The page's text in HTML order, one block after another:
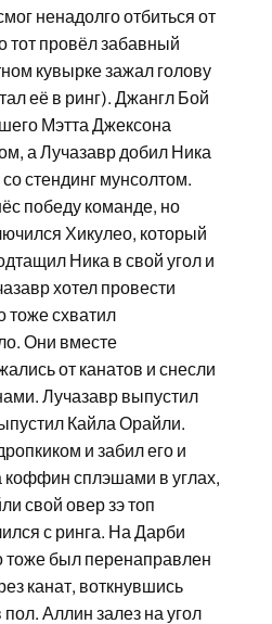
ненадолго отбиться от
тот провёл забавный
кувырке зажал голову
её в ринг). Джангл Бой
Мэтта Джексона
а Лучазавр добил Ника
стендинг мунсолтом.
победу команде, но
Хикулео, который
Ника в свой угол и
хотел провести
тоже схватил
Они вместе
от канатов и снесли
Лучазавр выпустил
Кайла Орайли.
и забил его и
сплэшами в углах,
свой овер зэ топ
с ринга. На Дарби
тоже был перенаправлен
канат, воткнувшись
Аллин залез на угол